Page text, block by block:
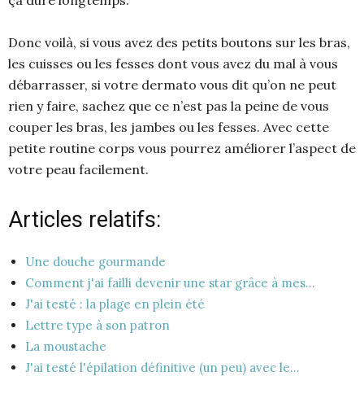
Donc voilà, si vous avez des petits boutons sur les bras,
les cuisses ou les fesses dont vous avez du mal à vous
débarrasser, si votre dermato vous dit qu’on ne peut
rien y faire, sachez que ce n’est pas la peine de vous
couper les bras, les jambes ou les fesses. Avec cette
petite routine corps vous pourrez améliorer l’aspect de
votre peau facilement.
Articles relatifs:
Une douche gourmande
Comment j'ai failli devenir une star grâce à mes…
J'ai testé : la plage en plein été
Lettre type à son patron
La moustache
J'ai testé l'épilation définitive (un peu) avec le…